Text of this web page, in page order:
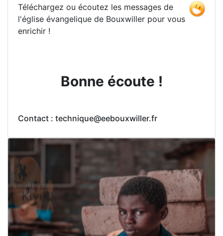
Téléchargez ou écoutez les messages de
l'église évangelique de Bouxwiller pour vous
enrichir !
Bonne écoute !
Contact : technique@eebouxwiller.fr